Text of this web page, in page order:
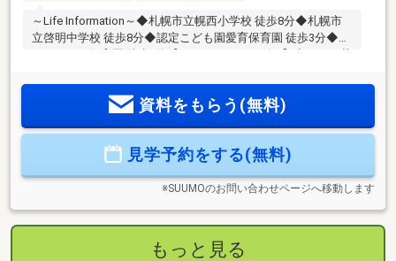
～Life Information～◆札幌市立幌西小学校 徒歩8分◆札幌市
立啓明中学校 徒歩8分◆認定こども園愛育保育園 徒歩3分◆幌
ばすけっと南9条西17丁目店 徒歩6分～建物・設備の特徴～
◆ZEH Oriented認定基準に適合(補助金に該当予定)◆断熱材は
給湯は経済的な「都市ガスエコジョーズ」◆2階には大型テラ
資料をもらう(無料)
見学予約をする(無料)
※SUUMOのお問い合わせページへ移動します
もっと見る